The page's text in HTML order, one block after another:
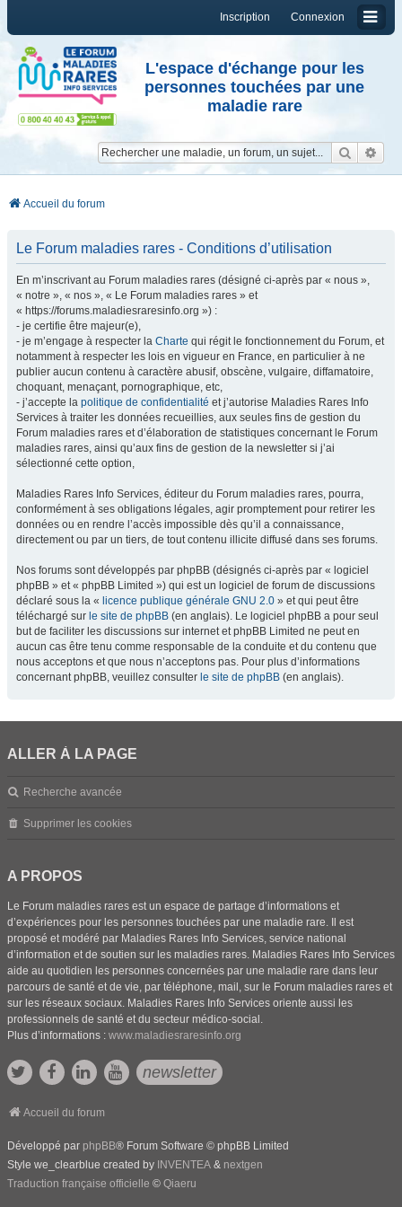
Connexion
Inscription
L'espace d'échange pour les
personnes touchées par une
maladie rare
Accueil du forum
Le Forum maladies rares - Conditions d’utilisation
En m’inscrivant au Forum maladies rares (désigné ci-après par « nous »,
« notre », « nos », « Le Forum maladies rares » et
« https://forums.maladiesraresinfo.org ») :
- je certifie être majeur(e),
- je m’engage à respecter la Charte qui régit le fonctionnement du Forum, et
notamment à respecter les lois en vigueur en France, en particulier à ne
publier aucun contenu à caractère abusif, obscène, vulgaire, diffamatoire,
choquant, menaçant, pornographique, etc,
- j’accepte la politique de confidentialité et j’autorise Maladies Rares Info
Services à traiter les données recueillies, aux seules fins de gestion du
Forum maladies rares et d’élaboration de statistiques concernant le Forum
maladies rares, ainsi qu’aux fins de gestion de la newsletter si j’ai
sélectionné cette option,
Maladies Rares Info Services, éditeur du Forum maladies rares, pourra,
conformément à ses obligations légales, agir promptement pour retirer les
données ou en rendre l’accès impossible dès qu’il a connaissance,
directement ou par un tiers, de tout contenu illicite diffusé dans ses forums.
Nos forums sont développés par phpBB (désignés ci-après par « logiciel
phpBB » et « phpBB Limited ») qui est un logiciel de forum de discussions
déclaré sous la « licence publique générale GNU 2.0 » et qui peut être
téléchargé sur le site de phpBB (en anglais). Le logiciel phpBB a pour seul
but de faciliter les discussions sur internet et phpBB Limited ne peut en
aucun cas être tenu comme responsable de la conduite et du contenu que
nous acceptons et que nous n’acceptons pas. Pour plus d’informations
concernant phpBB, veuillez consulter le site de phpBB (en anglais).
ALLER À LA PAGE
Recherche avancée
Supprimer les cookies
A PROPOS
Le Forum maladies rares est un espace de partage d’informations et
d’expériences pour les personnes touchées par une maladie rare. Il est
proposé et modéré par Maladies Rares Info Services, service national
d’information et de soutien sur les maladies rares. Maladies Rares Info Services
aide au quotidien les personnes concernées par une maladie rare dans leur
parcours de santé et de vie, par téléphone, mail, sur le Forum maladies rares et
sur les réseaux sociaux. Maladies Rares Info Services oriente aussi les
professionnels de santé et du secteur médico-social.
Plus d’informations : www.maladiesraresinfo.org
newsletter
Accueil du forum
Développé par phpBB® Forum Software © phpBB Limited
Style we_clearblue created by INVENTEA & nextgen
Traduction française officielle © Qiaeru